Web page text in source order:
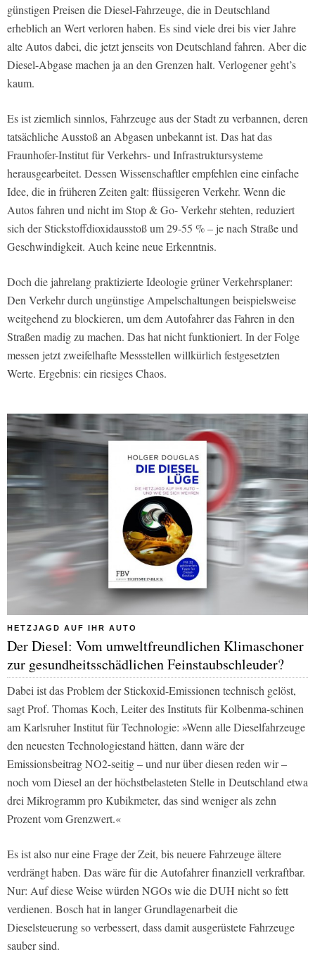
günstigen Preisen die Diesel-Fahrzeuge, die in Deutschland
erheblich an Wert verloren haben. Es sind viele drei bis vier Jahre
alte Autos dabei, die jetzt jenseits von Deutschland fahren. Aber die
Diesel-Abgase machen ja an den Grenzen halt. Verlogener geht’s
kaum.
Es ist ziemlich sinnlos, Fahrzeuge aus der Stadt zu verbannen, deren
tatsächliche Ausstoß an Abgasen unbekannt ist. Das hat das
Fraunhofer-Institut für Verkehrs- und Infrastruktursysteme
herausgearbeitet. Dessen Wissenschaftler empfehlen eine einfache
Idee, die in früheren Zeiten galt: flüssigeren Verkehr. Wenn die
Autos fahren und nicht im Stop & Go- Verkehr stehten, reduziert
sich der Stickstoffdioxidausstoß um 29-55 % – je nach Straße und
Geschwindigkeit. Auch keine neue Erkenntnis.
Doch die jahrelang praktizierte Ideologie grüner Verkehrsplaner:
Den Verkehr durch ungünstige Ampelschaltungen beispielsweise
weitgehend zu blockieren, um dem Autofahrer das Fahren in den
Straßen madig zu machen. Das hat nicht funktioniert. In der Folge
messen jetzt zweifelhafte Messstellen willkürlich festgesetzten
Werte. Ergebnis: ein riesiges Chaos.
HETZJAGD AUF IHR AUTO
Der Diesel: Vom umweltfreundlichen Klimaschoner
zur gesundheitsschädlichen Feinstaubschleuder?
Dabei ist das Problem der Stickoxid-Emissionen technisch gelöst,
sagt Prof. Thomas Koch, Leiter des Instituts für Kolbenma-schinen
am Karlsruher Institut für Technologie: »Wenn alle Dieselfahrzeuge
den neuesten Technologiestand hätten, dann wäre der
Emissionsbeitrag NO2-seitig – und nur über diesen reden wir –
noch vom Diesel an der höchstbelasteten Stelle in Deutschland etwa
drei Mikrogramm pro Kubikmeter, das sind weniger als zehn
Prozent vom Grenzwert.«
Es ist also nur eine Frage der Zeit, bis neuere Fahrzeuge ältere
verdrängt haben. Das wäre für die Autofahrer finanziell verkraftbar.
Nur: Auf diese Weise würden NGOs wie die DUH nicht so fett
verdienen. Bosch hat in langer Grundlagenarbeit die
Dieselsteuerung so verbessert, dass damit ausgerüstete Fahrzeuge
sauber sind.